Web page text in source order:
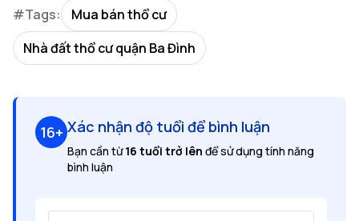
#Tags:
Mua bán thổ cư
Nhà đất thổ cư quận Ba Đình
16+ Xác nhận độ tuổi để bình luận
Bạn cần từ16 tuổi trở lên để sử dụng tính năng
bình luận